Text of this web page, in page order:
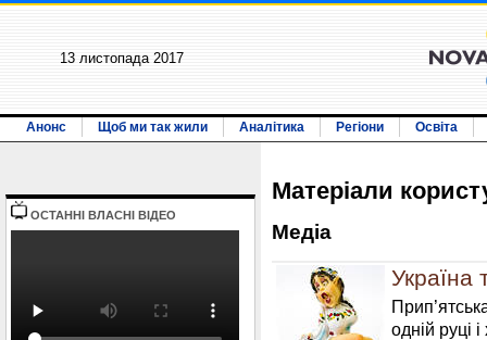
13 листопада 2017
Анонс Щоб ми так жили Аналітика Регіони Освіта
ОСТАННI ВЛАСНI ВIДЕО
Матерiали
Медiа
Україна
одній руці